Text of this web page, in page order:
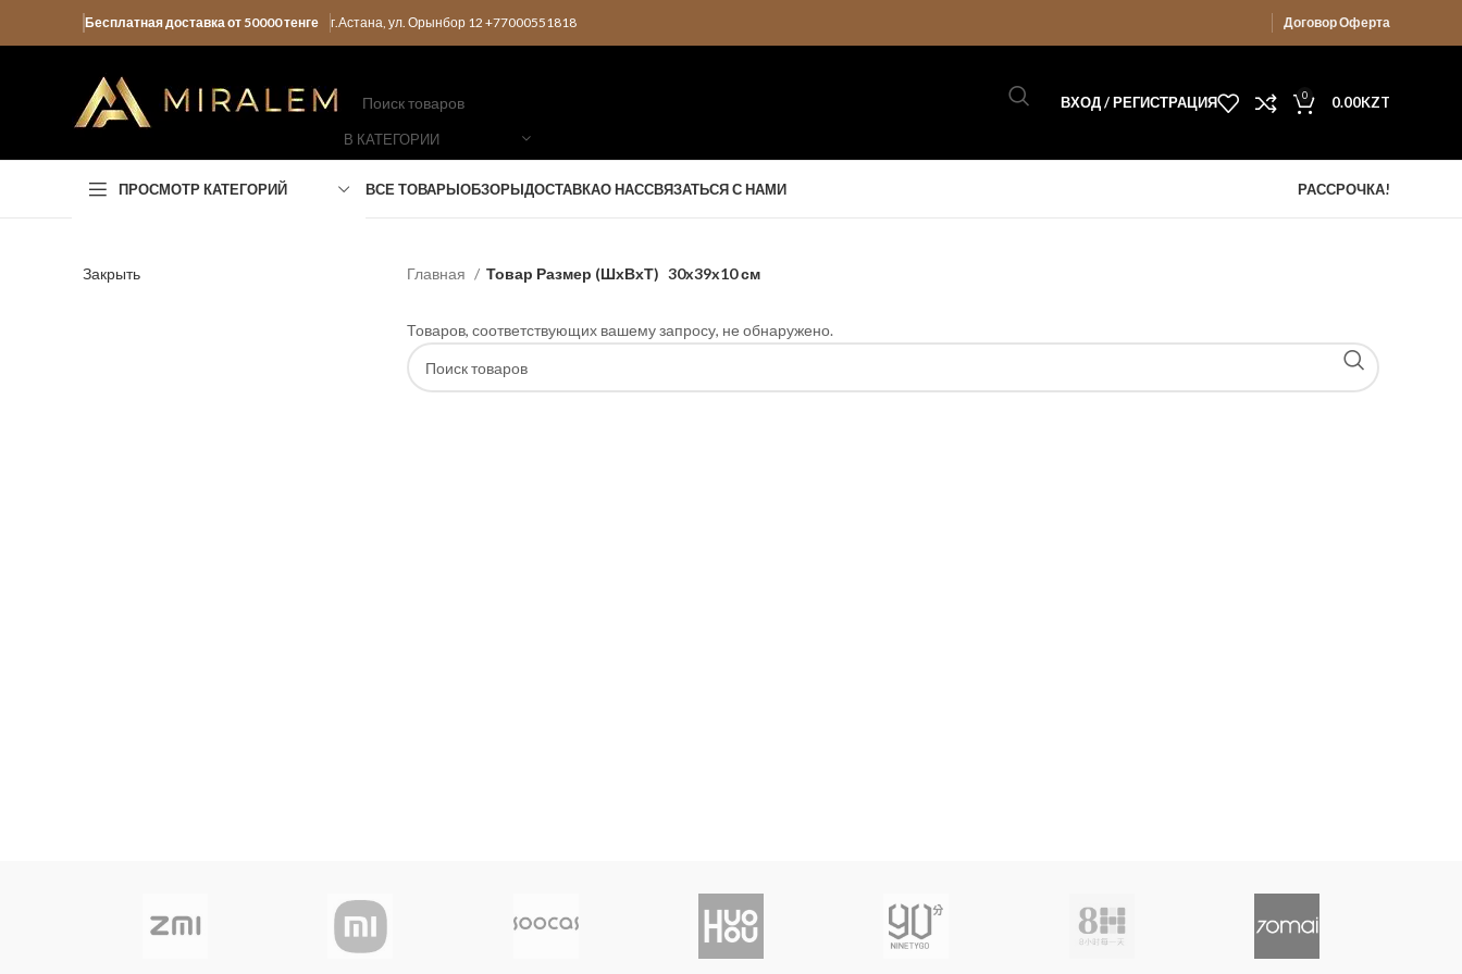
Бесплатная доставка от 50000 тенге г.Астана, ул. Орынбор 12 +77000551818 Договор Оферта
В КАТЕГОРИИ
ВХОД / РЕГИСТРАЦИЯ 0 0.00KZT
ПРОСМОТР КАТЕГОРИЙ ВСЕ ТОВАРЫОБЗОРЫДОСТАВКАО НАССВЯЗАТЬСЯ С НАМИ РАССРОЧКА!
Закрыть Главная Товар Размер (ШхВхТ) 30x39x10 см
Товаров, соответствующих вашему запросу, не обнаружено.